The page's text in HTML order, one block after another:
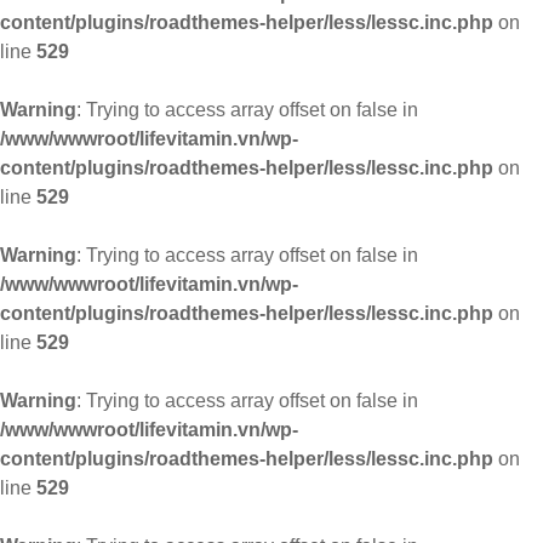
content/plugins/roadthemes-helper/less/lessc.inc.php on
line 529
Warning: Trying to access array offset on false in
/www/wwwroot/lifevitamin.vn/wp-
content/plugins/roadthemes-helper/less/lessc.inc.php on
line 529
Warning: Trying to access array offset on false in
/www/wwwroot/lifevitamin.vn/wp-
content/plugins/roadthemes-helper/less/lessc.inc.php on
line 529
Warning: Trying to access array offset on false in
/www/wwwroot/lifevitamin.vn/wp-
content/plugins/roadthemes-helper/less/lessc.inc.php on
line 529